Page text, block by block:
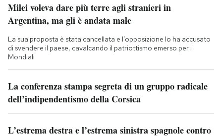
Milei voleva dare più terre agli stranieri in
Argentina, ma gli è andata male
La sua proposta è stata cancellata e l’opposizione lo ha accusato
di svendere il paese, cavalcando il patriottismo emerso per i
Mondiali
La conferenza stampa segreta di un gruppo radicale
dell’indipendentismo della Corsica
L’estrema destra e l’estrema sinistra spagnole contro